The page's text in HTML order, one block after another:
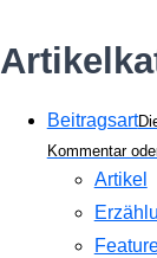
Beitragsart
Kommentar
Artikel